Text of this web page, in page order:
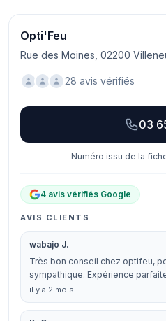
Opti'Feu
Rue des Moines, 02200
28 avis vérifiés
03
Numéro issu de la
4 avis vérifiés Google
AVIS CLIENTS
wabajo J.
Très bon conseil chez optifeu,
sympathique. Expérience
il y a 2 mois